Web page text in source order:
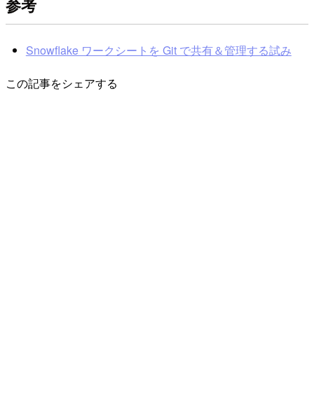
参考
Snowflake ワークシートを Git で共有＆管理する試み
この記事をシェアする